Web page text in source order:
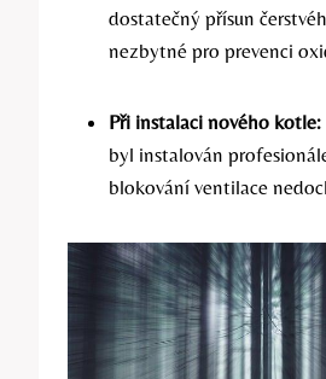
dostatečný přísun
nezbytné pro prevenci
Při instalaci nového kotle:
byl instalován
blokování ventilace